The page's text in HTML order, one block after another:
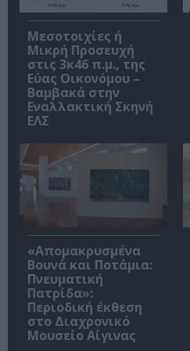
Μεσοτοιχίες ή
Μικρή Προσευχή
στις 3κ46 π.μ., της
Εύας Οικονόμου –
Βαμβακά στην
Εναλλακτική Σκηνή
ΕΛΣ
«Απομακρυσμένα
Βουνά και Ποτάμια:
Πνευματική
Πατρίδα»:
Περιοδική έκθεση
στο Διαχρονικό
Μουσείο Αίγινας